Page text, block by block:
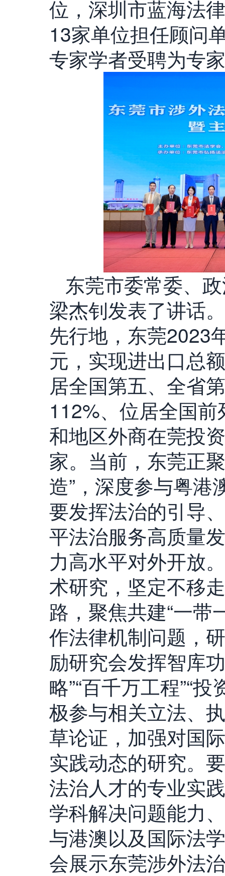
位，深圳市蓝海法
13家单位担任顾问
专家学者受聘为专
东莞市委常委、
梁杰钊发表了讲话
先行地，东莞2023
元，实现进出口总
居全国第五、全省
112%、位居全国
和地区外商在莞投
家。当前，东莞正
造”，深度参与粤港
要发挥法治的引导
平法治服务高质量
力高水平对外开放
术研究，坚定不移
路，聚焦共建“一带
作法律机制问题，
励研究会发挥智库
略”“百千万工程”“
极参与相关立法、
草论证，加强对国
实践动态的研究。
法治人才的专业实
学科解决问题能力
与港澳以及国际法
会展示东莞涉外法